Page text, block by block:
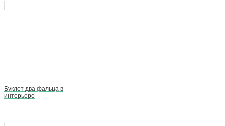
Буклет два фальца в
интерьере